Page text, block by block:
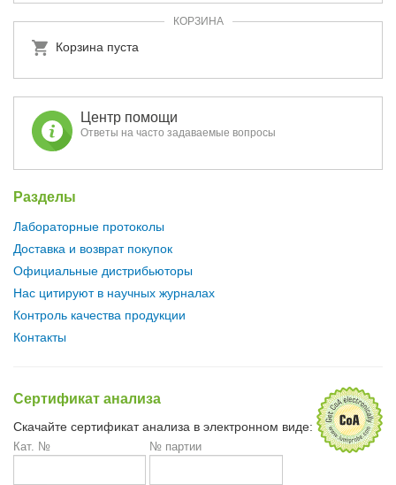
КОРЗИНА
Корзина пуста
Центр помощи
Ответы на часто задаваемые вопросы
Разделы
Лабораторные протоколы
Доставка и возврат покупок
Официальные дистрибьюторы
Нас цитируют в научных журналах
Контроль качества продукции
Контакты
Сертификат анализа
Скачайте сертификат анализа в электронном виде:
Кат. № № партии